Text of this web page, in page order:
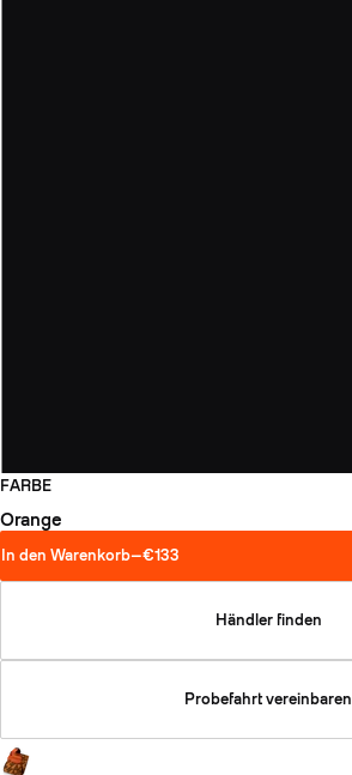
FARBE
Orange
In den Warenkorb—€133
Händler finden
Probefahrt vereinbaren